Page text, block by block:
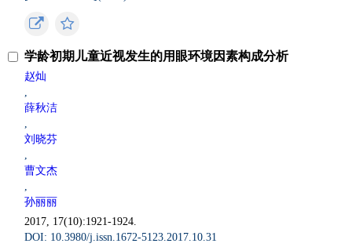
学龄初期儿童近视发生的用眼环境因素构成分析
赵灿
,
薛秋洁
,
刘晓芬
,
曹文杰
,
孙丽丽
2017, 17(10):1921-1924.
DOI: 10.3980/j.issn.1672-5123.2017.10.31